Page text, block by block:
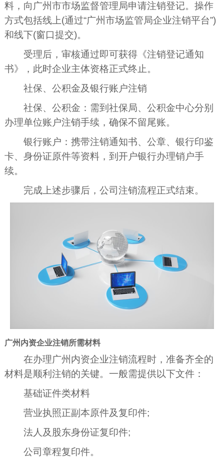
料，向广州市市场监督管理局申请注销登记。操作
方式包括线上(通过“广州市场监管局企业注销平台”)
和线下(窗口提交)。
受理后，审核通过即可获得《注销登记通知
书》，此时企业主体资格正式终止。
社保、公积金及银行账户注销
社保、公积金：需到社保局、公积金中心分别
办理单位账户注销手续，确保不留尾账。
银行账户：携带注销通知书、公章、银行印鉴
卡、身份证原件等资料，到开户银行办理销户手
续。
完成上述步骤后，公司注销流程正式结束。
广州内资企业注销所需材料
在办理广州内资企业注销流程时，准备齐全的
材料是顺利注销的关键。一般需提供以下文件：
基础证件类材料
营业执照正副本原件及复印件;
法人及股东身份证复印件;
公司章程复印件。